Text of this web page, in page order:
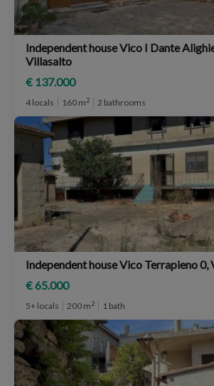
Independent house Vico I Dante
Villasalto
€ 137.000
4 locals 160 m2 2 bathrooms
€ 65.000
5+ locals 200 m2 1 bath